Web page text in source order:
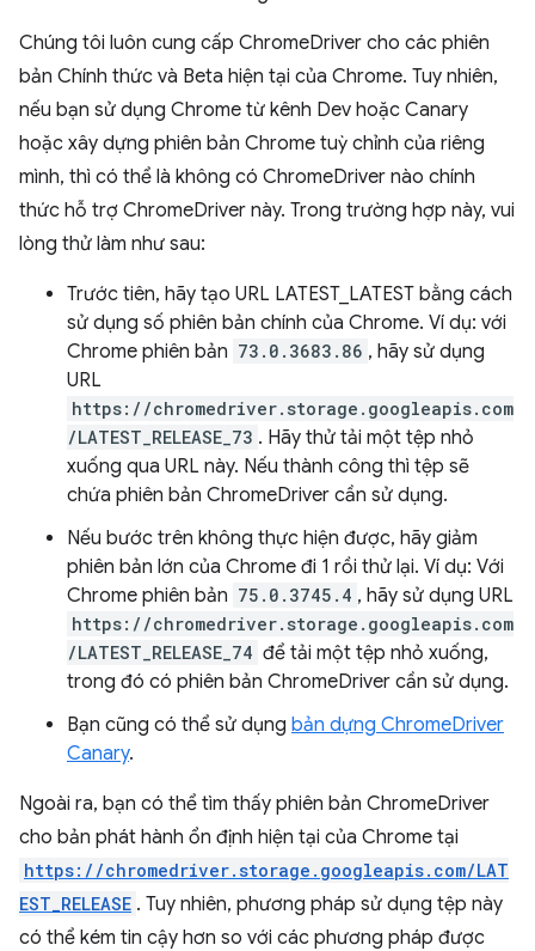
Chúng tôi luôn cung cấp ChromeDriver cho các phiên
bản Chính thức và Beta hiện tại của Chrome. Tuy nhiên,
nếu bạn sử dụng Chrome từ kênh Dev hoặc Canary
hoặc xây dựng phiên bản Chrome tuỳ chỉnh của riêng
mình, thì có thể là không có ChromeDriver nào chính
thức hỗ trợ ChromeDriver này. Trong trường hợp này, vui
lòng thử làm như sau:
Trước tiên, hãy tạo URL LATEST_LATEST bằng cách
sử dụng số phiên bản chính của Chrome. Ví dụ: với
Chrome phiên bản 73.0.3683.86 , hãy sử dụng
URL
https://chromedriver.storage.googleapis.com
/LATEST_RELEASE_73 . Hãy thử tải một tệp nhỏ
xuống qua URL này. Nếu thành công thì tệp sẽ
chứa phiên bản ChromeDriver cần sử dụng.
Nếu bước trên không thực hiện được, hãy giảm
phiên bản lớn của Chrome đi 1 rồi thử lại. Ví dụ: Với
Chrome phiên bản 75.0.3745.4 , hãy sử dụng URL
https://chromedriver.storage.googleapis.com
/LATEST_RELEASE_74 để tải một tệp nhỏ xuống,
trong đó có phiên bản ChromeDriver cần sử dụng.
Bạn cũng có thể sử dụng bản dựng ChromeDriver
Canary.
Ngoài ra, bạn có thể tìm thấy phiên bản ChromeDriver
cho bản phát hành ổn định hiện tại của Chrome tại
https://chromedriver.storage.googleapis.com/LAT
EST_RELEASE . Tuy nhiên, phương pháp sử dụng tệp này
có thể kém tin cậy hơn so với các phương pháp được